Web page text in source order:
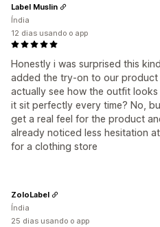
Honestly i was surprised this
added the try-on to our product
actually see how the outfit
it sit perfectly every time? No,
get a real feel for the product
already noticed less hesitation
for a clothing store
Label Muslin
Índia
12 dias usando o app
ZoloLabel
Índia
25 dias usando o app